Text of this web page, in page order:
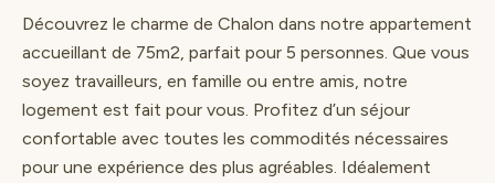
Découvrez le charme de Chalon dans notre appartement
accueillant de 75m2, parfait pour 5 personnes. Que vous
soyez travailleurs, en famille ou entre amis, notre
logement est fait pour vous. Profitez d’un séjour
confortable avec toutes les commodités nécessaires
pour une expérience des plus agréables. Idéalement